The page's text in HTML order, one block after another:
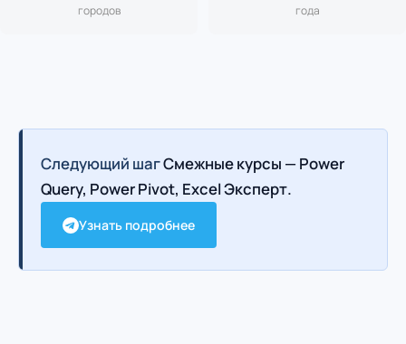
городов года
Следующий шагСмежные курсы — Power
Query, Power Pivot, Excel Эксперт.
Узнать подробнее